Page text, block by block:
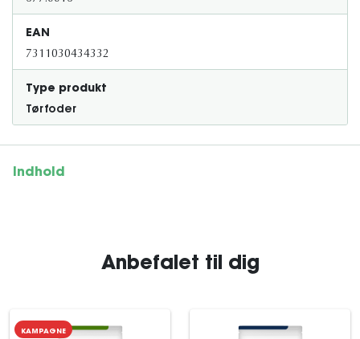
EAN
7311030434332
Type produkt
Tørfoder
Indhold
Anbefalet til dig
KAMPAGNE